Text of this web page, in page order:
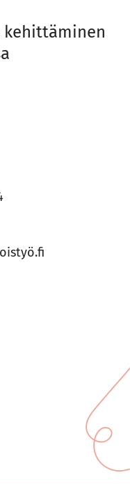
kehittäminen